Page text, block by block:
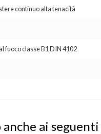
continuo alta tenacità
fuoco classe B1 DIN 4102
ai